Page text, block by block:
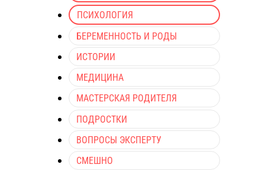
ПСИХОЛОГИЯ
БЕРЕМЕННОСТЬ И РОДЫ
ИСТОРИИ
МЕДИЦИНА
МАСТЕРСКАЯ РОДИТЕЛЯ
ПОДРОСТКИ
ВОПРОСЫ ЭКСПЕРТУ
СМЕШНО